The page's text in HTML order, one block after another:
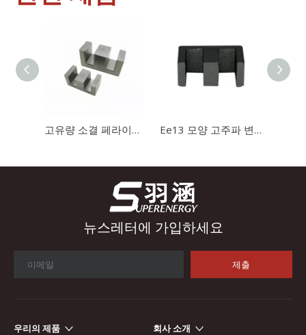
산업 제어
고유량 소결 페라이트 자석 Ee20 변압기 코어 Ee13 모양 고주파 변압기 자석 자기 코어
뉴스레터에 가입하세요
제출
우리의 제품 회사 소개